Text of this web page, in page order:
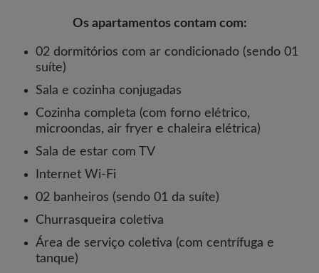
Os apartamentos contam com:
02 dormitórios com ar condicionado (sendo 01
suíte)
Sala e cozinha conjugadas
Cozinha completa (com forno elétrico,
microondas, air fryer e chaleira elétrica)
Sala de estar com TV
Internet Wi-Fi
02 banheiros (sendo 01 da suíte)
Churrasqueira coletiva
Área de serviço coletiva (com centrífuga e
tanque)